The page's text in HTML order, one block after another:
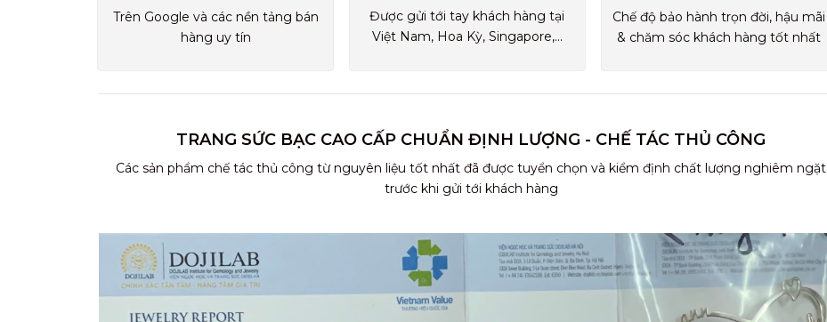
Trên Google và các nền tảng bán
hàng uy tín
Được gửi tới tay khách hàng tại
Việt Nam, Hoa Kỳ, Singapore,...
Chế độ bảo hành trọn đời, hậu mãi
& chăm sóc khách hàng tốt nhất
TRANG SỨC BẠC CAO CẤP CHUẨN ĐỊNH LƯỢNG - CHẾ TÁC THỦ CÔNG
Các sản phẩm chế tác thủ công từ nguyên liệu tốt nhất đã được tuyển chọn và kiểm định chất lượng nghiêm ngặt
trước khi gửi tới khách hàng